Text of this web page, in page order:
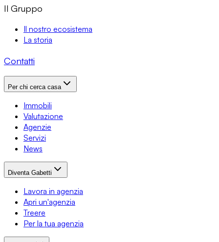
Il Gruppo
Il nostro ecosistema
La storia
Contatti
Per chi cerca casa
Immobili
Valutazione
Agenzie
Servizi
News
Diventa Gabetti
Lavora in agenzia
Apri un'agenzia
Treere
Per la tua agenzia